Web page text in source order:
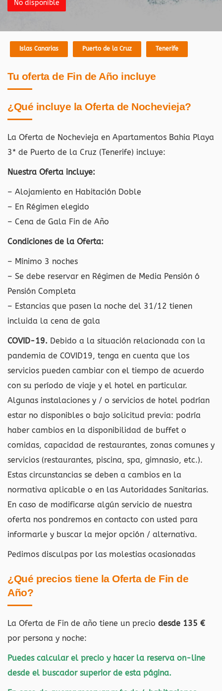
No disponible
Islas Canarias Puerto de la Cruz Tenerife
Tu oferta de Fin de Año incluye
¿Qué incluye la Oferta de Nochevieja?
La Oferta de Nochevieja en Apartamentos Bahia Playa
3* de Puerto de la Cruz (Tenerife) incluye:
Nuestra Oferta incluye:
– Alojamiento en Habitación Doble
– En Régimen elegido
– Cena de Gala Fin de Año
Condiciones de la Oferta:
– Mínimo 3 noches
– Se debe reservar en Régimen de Media Pensión ó
Pensión Completa
– Estancias que pasen la noche del 31/12 tienen
incluida la cena de gala
COVID-19. Debido a la situación relacionada con la
pandemia de COVID19, tenga en cuenta que los
servicios pueden cambiar con el tiempo de acuerdo
con su período de viaje y el hotel en particular.
Algunas instalaciones y / o servicios de hotel podrían
estar no disponibles o bajo solicitud previa: podría
haber cambios en la disponibilidad de buffet o
comidas, capacidad de restaurantes, zonas comunes y
servicios (restaurantes, piscina, spa, gimnasio, etc.).
Estas circunstancias se deben a cambios en la
normativa aplicable o en las Autoridades Sanitarias.
En caso de modificarse algún servicio de nuestra
oferta nos pondremos en contacto con usted para
informarle y buscar la mejor opción / alternativa.
Pedimos disculpas por las molestias ocasionadas
¿Qué precios tiene la Oferta de Fin de
Año?
La Oferta de Fin de año tiene un precio desde 135 €
por persona y noche:
Puedes calcular el precio y hacer la reserva on-line
desde el buscador superior de esta página.